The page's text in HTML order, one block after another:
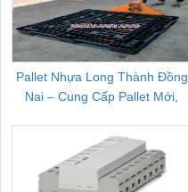
Pallet Nhựa Long Thành Đồng
Nai – Cung Cấp Pallet Mới,